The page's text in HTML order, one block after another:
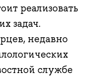
реализовать
задач.
недавно
службе